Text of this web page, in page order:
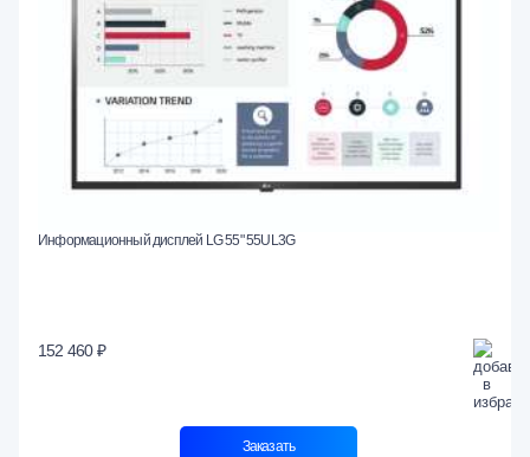
Информационный дисплей LG 55" 55UL3G
152 460 ₽
Заказать